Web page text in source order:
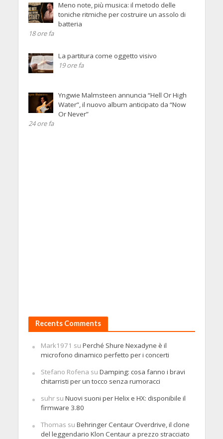
Meno note, più musica: il metodo delle
toniche ritmiche per costruire un assolo di
batteria
18 ore fa
La partitura come oggetto visivo
19 ore fa
Yngwie Malmsteen annuncia “Hell Or High
Water”, il nuovo album anticipato da “Now
Or Never”
24 ore fa
Recents Comments
Mark1971 su Perché Shure Nexadyne è il
microfono dinamico perfetto per i concerti
Stefano Rofena su Damping: cosa fanno i bravi
chitarristi per un tocco senza rumoracci
suhrsu Nuovi suoni per Helix e HX: disponibile il
firmware 3.80
Thomas su Behringer Centaur Overdrive, il clone
del leggendario Klon Centaur a prezzo stracciato